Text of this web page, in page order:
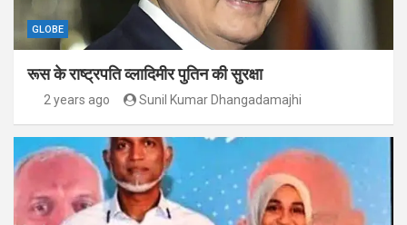
GLOBE
रूस के राष्ट्रपति व्लादिमीर पुतिन की सुरक्षा
2 years ago Sunil Kumar Dhangadamajhi